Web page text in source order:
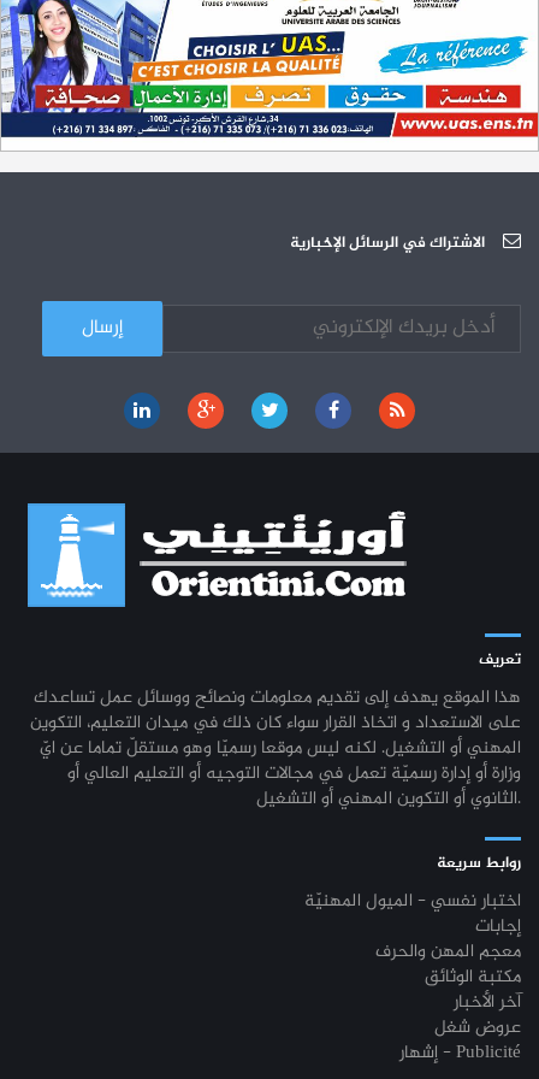
31-12
L'Université Arabe des Sciences : Avis à tous les étudiant(e)s
12-05 200 منحة لطلبة الطب التونسيين في جامعة هارفارد ‏الأمريكية‏
26-10 الجامعة العربية للعلوم تونس (U.A.S) : عرض لآخر إصدارات دار اليمامة
03-10 الجامعة العربية للعلوم : دورة تكوينية
الاشتراك في الرسائل الإخبارية
تعريف
هذا الموقع يهدف إلى تقديم معلومات ونصائح ووسائل عمل تساعدك
على الاستعداد و اتخاذ القرار سواء كان ذلك في ميدان التعليم، التكوين
المهني أو التشغيل. لكنه ليس موقعا رسميّا وهو مستقلّ تماما عن ايّ
وزارة أو إدارة رسميّة تعمل في مجالات التوجيه أو التعليم العالي أو
الثانوي أو التكوين المهني أو التشغيل.
روابط سريعة
اختبار نفسي - الميول المهنيّة
إجابات
معجم المهن والحرف
مكتبة الوثائق
آخر الأخبار
عروض شغل
إشهار - Publicité